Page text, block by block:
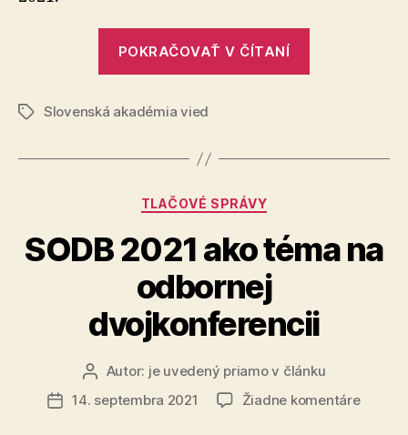
POKRAČOVAŤ V ČÍTANÍ
atraktívne
ZnačkySlovenská akadémia vied
Kategórie
TLAČOVÉ SPRÁVY
SODB 2021 ako téma na
odbornej
dvojkonferencii
AutorAutor: je uvedený priamo v článku
Dátum
14. septembra 2021 Žiadne komentárena